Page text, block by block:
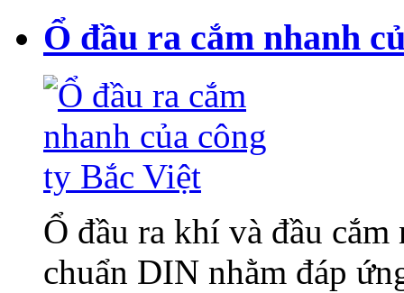
Ổ đầu ra cắm nhanh
Ổ đầu ra khí và đầu
chuẩn DIN nhằm đáp